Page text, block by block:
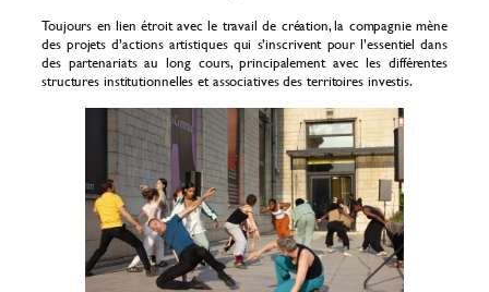
Toujours en lien étroit avec le travail de création, la compagnie mène
des projets d’actions artistiques qui s’inscrivent pour l’essentiel dans
des partenariats au long cours, principalement avec les différentes
structures institutionnelles et associatives des territoires investis.